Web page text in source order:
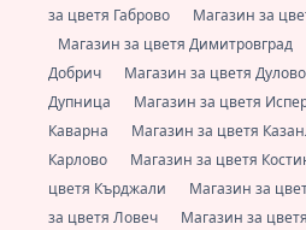
за цветя Габрово
Магазин за
Магазин за цветя Димитровград
Добрич
Магазин за цветя Дулово
Дупница
Магазин за цветя
Каварна
Магазин за цветя
Карлово
Магазин за цветя
цветя Кърджали
Магазин за
за цветя Ловеч
Магазин за